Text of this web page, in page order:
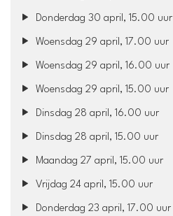
Donderdag 30 april, 15.00 uur
Woensdag 29 april, 17.00 uur
Woensdag 29 april, 16.00 uur
Woensdag 29 april, 15.00 uur
Dinsdag 28 april, 16.00 uur
Dinsdag 28 april, 15.00 uur
Maandag 27 april, 15.00 uur
Vrijdag 24 april, 15.00 uur
Donderdag 23 april, 17.00 uur